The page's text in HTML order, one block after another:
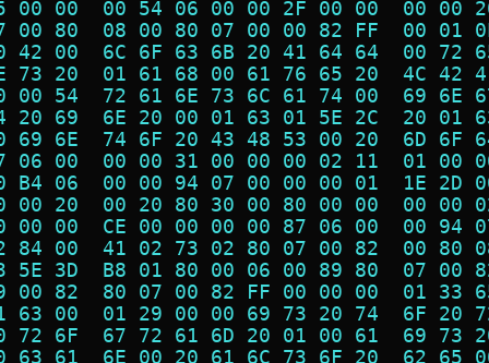
00 00  00 54 06 00 00 2F 00 00  00
00 80  08 00 80 07 00 00 82 FF  00
42 00  6C 6F 63 6B 20 41 64 64  00
73 20  01 61 68 00 61 76 65 20  4C
00 54  72 61 6E 73 6C 61 74 00  69
20 69  6E 20 00 01 63 01 5E 2C  20
69 6E  74 6F 20 43 48 53 00 20  6D
06 00  00 00 31 00 00 00 02 11  01
B4 06  00 00 94 07 00 00 00 01  1E
00 20  00 20 80 30 00 80 00 00  00
00 00  CE 00 00 00 00 87 06 00  00
84 00  41 02 73 02 80 07 00 82  00
5E 3D  B8 01 80 00 06 00 89 80  07
00 82  80 07 00 82 FF 00 00 00  01
63 00  01 29 00 00 69 73 20 74  6F
72 6F  67 72 61 6D 20 01 00 61  69
63 61  6E 00 20 61 6C 73 6F 20  62